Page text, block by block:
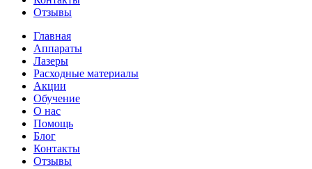
Отзывы
Главная
Аппараты
Лазеры
Расходные материалы
Акции
Обучение
О нас
Помощь
Блог
Контакты
Отзывы